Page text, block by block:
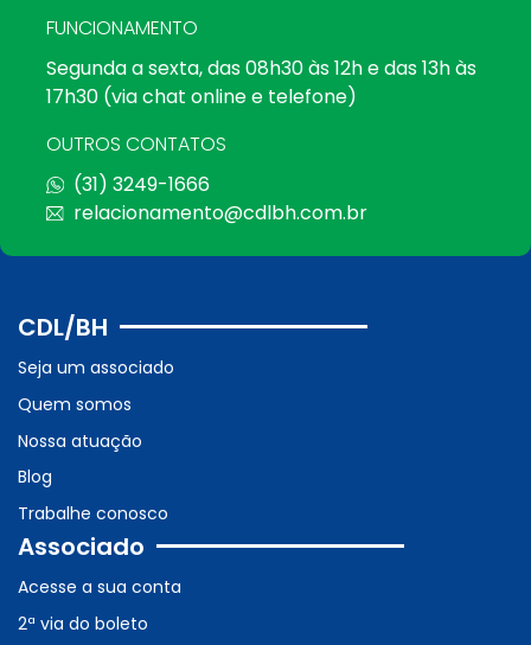
FUNCIONAMENTO
Segunda a sexta, das 08h30 às 12h e das 13h às
17h30 (via chat online e telefone)
OUTROS CONTATOS
(31) 3249-1666
relacionamento@cdlbh.com.br
CDL/BH
Seja um associado
Quem somos
Nossa atuação
Blog
Trabalhe conosco
Associado
Acesse a sua conta
2ª via do boleto